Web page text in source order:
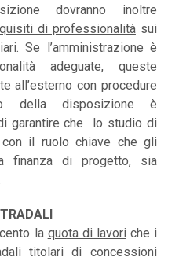
dovranno inoltre
di professionalitàsui
Se l’amministrazione è
adeguate, queste
all’esterno con procedure
della disposizione è
garantire che lo studio di
il ruolo chiave che gli
finanza di progetto, sia
la quota di lavoriche i
titolari di concessioni